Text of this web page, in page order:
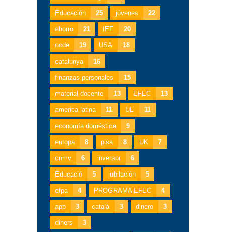
Educación 25 jóvenes 22
ahorro 21 IEF 20
ocde 19 USA 18
catalunya 16
finanzas personales 15
material docente 13 EFEC 13
america latina 11 UE 11
economía doméstica 9
europa 8 pisa 8 UK 7
cnmv 6 inversor 6
Educació 5 jubilación 5
efpa 4 PROGRAMA EFEC 4
app 3 català 3 dinero 3
diners 3